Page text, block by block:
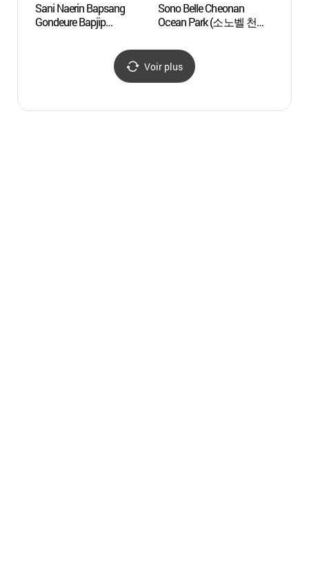
Sani Naerin Bapsang
Gondeure Bapjip
Sono Belle Cheonan
Ocean Park (소노벨 천안
Voir plus